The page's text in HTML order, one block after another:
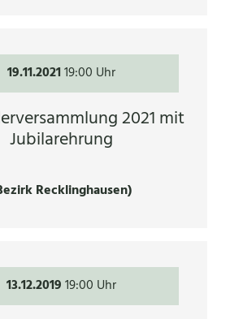
19.11.202119:00 Uhr
2021 mit
Jubilarehrung
Recklinghausen)
13.12.201919:00 Uhr